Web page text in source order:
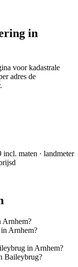
in
voor kadastrale
adres de
maten · landmeter
Arnhem?
Arnhem?
in Arnhem?
Baileybrug?